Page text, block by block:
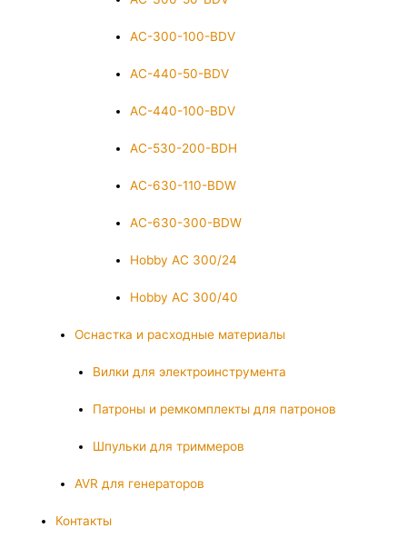
AC-300-100-BDV
AC-440-50-BDV
AC-440-100-BDV
AC-530-200-BDH
AC-630-110-BDW
AC-630-300-BDW
Hobby AC 300/24
Hobby AC 300/40
Оснастка и расходные материалы
Вилки для электроинструмента
Патроны и ремкомплекты для патронов
Шпульки для триммеров
AVR для генераторов
Контакты